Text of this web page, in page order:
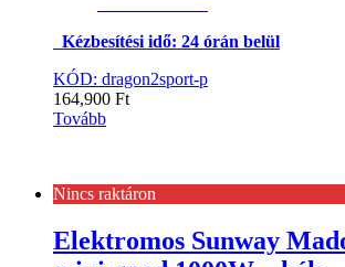
Kézbesítési idő: 24 órán belül
KÓD: dragon2sport-p
164,900 Ft
Tovább
Nincs raktáron
Elektromos Sunway